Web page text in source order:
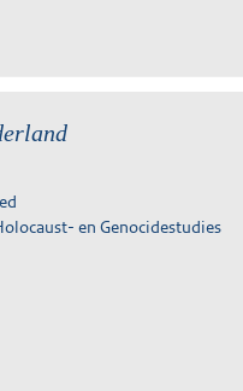
en Genocidestudies